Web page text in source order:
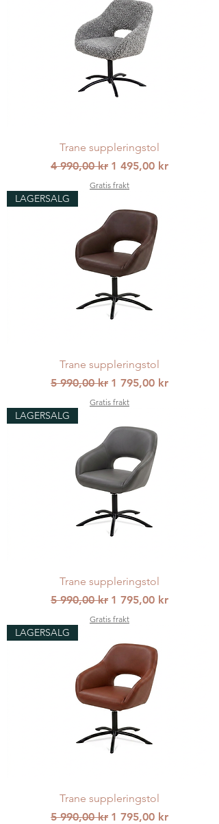
Trane suppleringstol
Vanlig pris
4 990,00 kr Salgspris
1 495,00 kr
Gratis frakt
LAGERSALG
Trane suppleringstol
Vanlig pris
5 990,00 kr Salgspris
1 795,00 kr
Gratis frakt
LAGERSALG
Trane suppleringstol
Vanlig pris
5 990,00 kr Salgspris
1 795,00 kr
Gratis frakt
LAGERSALG
Trane suppleringstol
Vanlig pris
5 990,00 kr Salgspris
1 795,00 kr